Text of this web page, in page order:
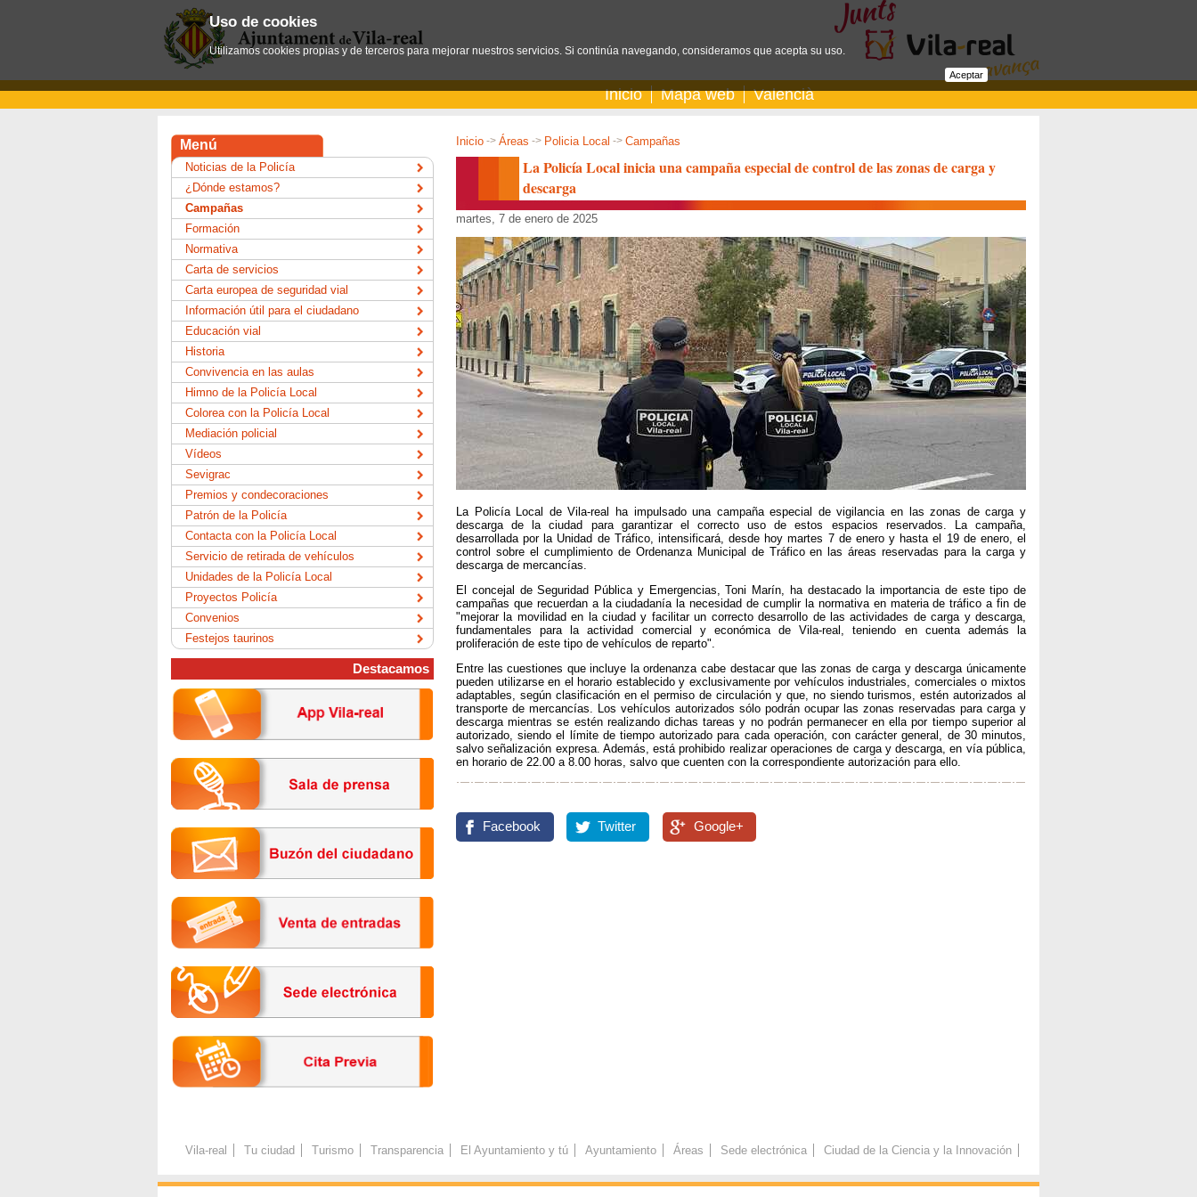
Inicio Mapa web Valencià
Inicio -> Áreas -> Policia Local -> Campañas
La Policía Local inicia una campaña especial de control de las zonas de carga y
descarga
martes, 7 de enero de 2025
La Policía Local de Vila-real ha impulsado una campaña especial de vigilancia en las zonas de carga y
descarga de la ciudad para garantizar el correcto uso de estos espacios reservados. La campaña,
desarrollada por la Unidad de Tráfico, intensificará, desde hoy martes 7 de enero y hasta el 19 de enero, el
control sobre el cumplimiento de Ordenanza Municipal de Tráfico en las áreas reservadas para la carga y
descarga de mercancías.
El concejal de Seguridad Pública y Emergencias, Toni Marín, ha destacado la importancia de este tipo de
campañas que recuerdan a la ciudadanía la necesidad de cumplir la normativa en materia de tráfico a fin de
"mejorar la movilidad en la ciudad y facilitar un correcto desarrollo de las actividades de carga y descarga,
fundamentales para la actividad comercial y económica de Vila-real, teniendo en cuenta además la
proliferación de este tipo de vehículos de reparto".
Entre las cuestiones que incluye la ordenanza cabe destacar que las zonas de carga y descarga únicamente
pueden utilizarse en el horario establecido y exclusivamente por vehículos industriales, comerciales o mixtos
adaptables, según clasificación en el permiso de circulación y que, no siendo turismos, estén autorizados al
transporte de mercancías. Los vehículos autorizados sólo podrán ocupar las zonas reservadas para carga y
descarga mientras se estén realizando dichas tareas y no podrán permanecer en ella por tiempo superior al
autorizado, siendo el límite de tiempo autorizado para cada operación, con carácter general, de 30 minutos,
salvo señalización expresa. Además, está prohibido realizar operaciones de carga y descarga, en vía pública,
en horario de 22.00 a 8.00 horas, salvo que cuenten con la correspondiente autorización para ello.
Facebook Twitter Google+
Menú
Noticias de la Policía
¿Dónde estamos?
Campañas
Formación
Normativa
Carta de servicios
Carta europea de seguridad vial
Información útil para el ciudadano
Educación vial
Historia
Convivencia en las aulas
Himno de la Policía Local
Colorea con la Policía Local
Mediación policial
Vídeos
Sevigrac
Premios y condecoraciones
Patrón de la Policía
Contacta con la Policía Local
Servicio de retirada de vehículos
Unidades de la Policía Local
Proyectos Policía
Convenios
Festejos taurinos
Destacamos
Vila-real Tu ciudad Turismo Transparencia El Ayuntamiento y tú Ayuntamiento Áreas Sede electrónica Ciudad de la Ciencia y la Innovación
Uso de cookies
Utilizamos cookies propias y de terceros para mejorar nuestros servicios. Si continúa navegando, consideramos que acepta su uso.
Aceptar